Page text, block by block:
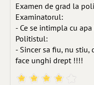
Examen de grad la
Examinatorul:
- Ce se intimpla cu
Politistul:
- Sincer sa fiu, nu
face unghi drept !!!!